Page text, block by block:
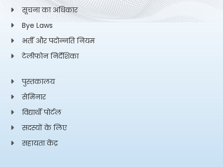
सूचना का अधिकार
Bye Laws
भर्ती और पदोन्नति नियम
टेलीफोन निर्देशिका
पुस्तकालय
सेमिनार
विद्यार्थी पोर्टल
सदस्यों के लिए
सहायता केंद्र